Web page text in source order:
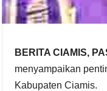
BERITA CIAMIS,
menyampaikan
Kabupaten Ciamis.